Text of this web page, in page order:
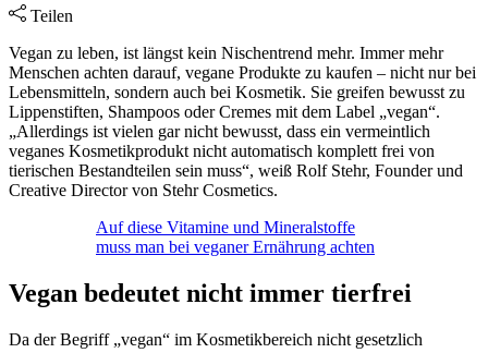
Teilen
Vegan zu leben, ist längst kein Nischentrend mehr. Immer mehr
Menschen achten darauf, vegane Produkte zu kaufen – nicht nur bei
Lebensmitteln, sondern auch bei Kosmetik. Sie greifen bewusst zu
Lippenstiften, Shampoos oder Cremes mit dem Label „vegan“.
„Allerdings ist vielen gar nicht bewusst, dass ein vermeintlich
veganes Kosmetikprodukt nicht automatisch komplett frei von
tierischen Bestandteilen sein muss“, weiß Rolf Stehr, Founder und
Creative Director von Stehr Cosmetics.
Auf diese Vitamine und Mineralstoffe
muss man bei veganer Ernährung achten
Vegan bedeutet nicht immer tierfrei
Da der Begriff „vegan“ im Kosmetikbereich nicht gesetzlich